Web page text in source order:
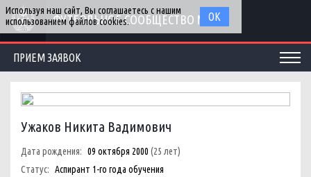
ФУТБОЛЬНОЕ СООБЩЕСТВО МГУ
ПРИЕМ ЗАЯВОК
Ужаков Никита Вадимович
Дата рождения: 09 октября 2000 (25 лет)
Статус: Аспирант 1-го года обучения
Используя наш сайт, Вы соглашаетесь с нашим
использованием файлов cookies.
ОК